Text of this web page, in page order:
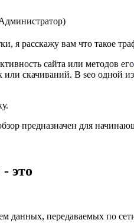
я расскажу вам что такое
сайта или методов его
или скачиваний. В seo одной
предназначен для
это
данных, передаваемых по